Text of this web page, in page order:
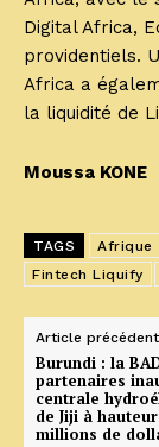
Digital Africa,
providentiels.
Africa a
la liquidité de
Moussa KONE
TAGS Afrique
Fintech Liquify
Article précédent
Burundi : la
partenaires
centrale
de Jiji à
millions de